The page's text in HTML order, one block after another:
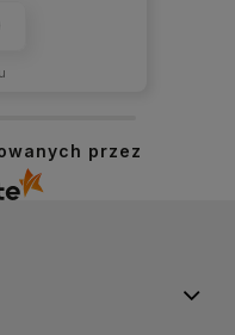
przez